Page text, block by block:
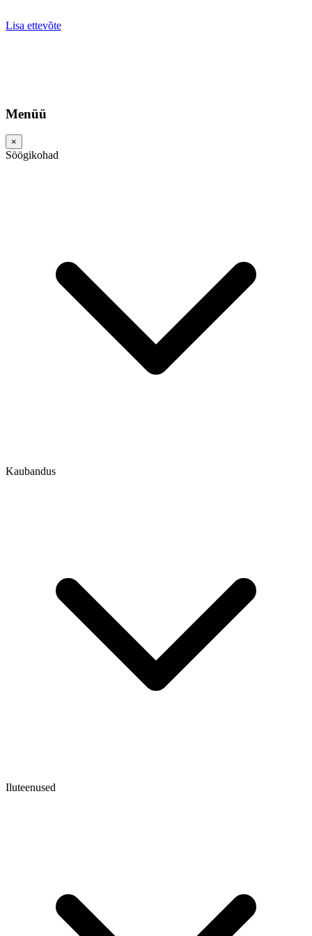
Lisa ettevõte
Menüü
×
Söögikohad
Kaubandus
Iluteenused